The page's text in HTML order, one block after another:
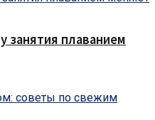
занятия плаванием